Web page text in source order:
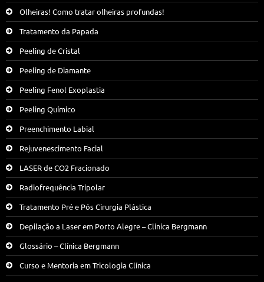
Olheiras! Como tratar olheiras profundas!
Tratamento da Papada
Peeling de Cristal
Peeling de Diamante
Peeling Fenol Exoplastia
Peeling Químico
Preenchimento Labial
Rejuvenescimento Facial
LASER de CO2 Fracionado
Radiofrequência Tripolar
Tratamento Pré e Pós Cirurgia Plástica
Depilação a Laser em Porto Alegre – Clínica Bergmann
Glossário – Clínica Bergmann
Curso e Mentoria em Tricologia Clínica